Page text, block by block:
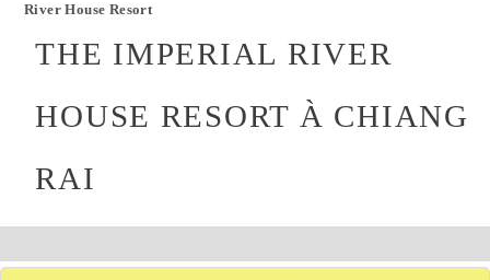
River House Resort
THE IMPERIAL RIVER
HOUSE RESORT À CHIANG
RAI